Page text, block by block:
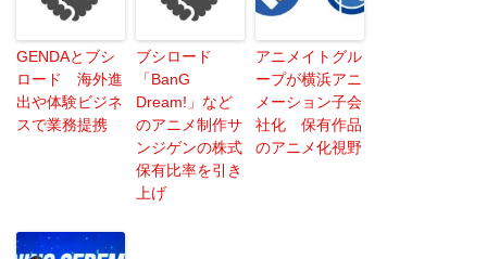
GENDAとブシ
ロード 海外進
出や体験ビジネ
スで業務提携
ブシロード
「BanG
Dream!」など
のアニメ制作サ
ンジゲンの株式
保有比率を引き
上げ
アニメイトグル
ープが横浜アニ
メーション子会
社化 保有作品
のアニメ化視野